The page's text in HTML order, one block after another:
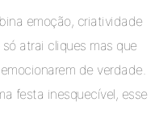
emoção, criatividade
atrai cliques mas que
de verdade.
festa inesquecível, esse